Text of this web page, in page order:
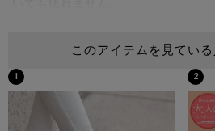
ストリート系からキレイ目まで幅広
可能。
履くだけでトレンド感が格段にアッ
このアイテムを見てい
1 2